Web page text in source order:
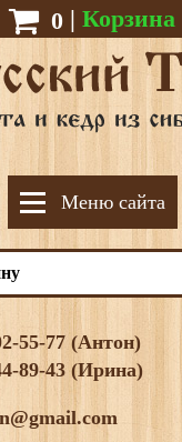
0 | Корзина
Меню сайта
55-77 (Антон)
89-43 (Ирина)